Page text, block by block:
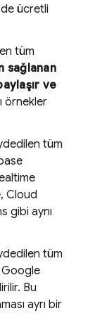
ücretli
tüm
sağlanan
ve
örnekler
tüm
, Cloud
gibi aynı
tüm
Google
Bu
ayrı bir